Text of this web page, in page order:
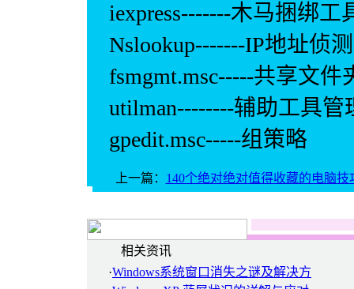
iexpress-------木马捆绑工
Nslookup-------IP地址侦
fsmgmt.msc-----共享文件
utilman--------辅助工具管
gpedit.msc-----组策略
上一篇： 140个绝对绝对值得收藏的电脑技
相关资讯
·Windows系统窗口消失之谜及解决方